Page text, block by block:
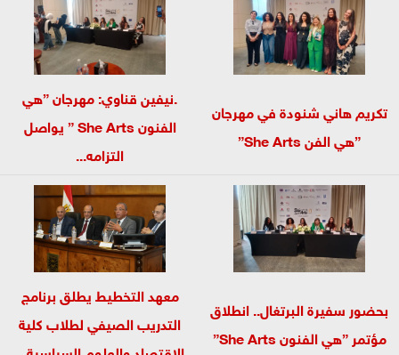
تكريم هاني شنودة في مهرجان
”هي الفن She Arts”
.نيفين قناوي: مهرجان ”هي
الفنون She Arts ” يواصل
التزامه...
بحضور سفيرة البرتغال.. انطلاق
مؤتمر ”هي الفنون She Arts”
معهد التخطيط يطلق برنامج
التدريب الصيفي لطلاب كلية